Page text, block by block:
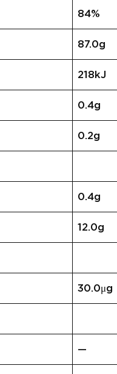
84%
87.0g
218kJ
0.4g
0.2g
0.4g
12.0g
30.0μg
—